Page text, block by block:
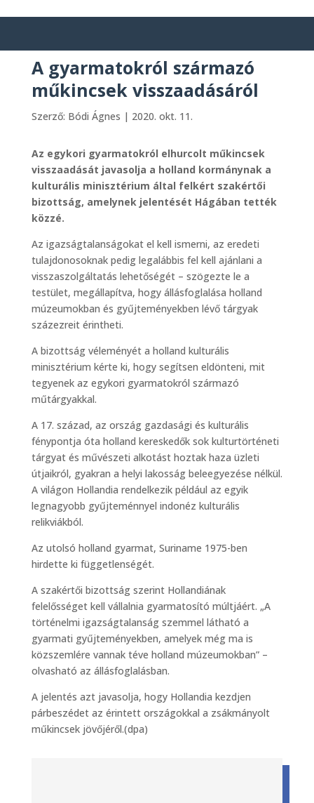
A gyarmatokról származó
műkincsek visszaadásáról
Szerző: Bódi Ágnes | 2020. okt. 11.
Az egykori gyarmatokról elhurcolt műkincsek
visszaadását javasolja a holland kormánynak a
kulturális minisztérium által felkért szakértői
bizottság, amelynek jelentését Hágában tették
közzé.
Az igazságtalanságokat el kell ismerni, az eredeti
tulajdonosoknak pedig legalábbis fel kell ajánlani a
visszaszolgáltatás lehetőségét – szögezte le a
testület, megállapítva, hogy állásfoglalása holland
múzeumokban és gyűjteményekben lévő tárgyak
százezreit érintheti.
A bizottság véleményét a holland kulturális
minisztérium kérte ki, hogy segítsen eldönteni, mit
tegyenek az egykori gyarmatokról származó
műtárgyakkal.
A 17. század, az ország gazdasági és kulturális
fénypontja óta holland kereskedők sok kulturtörténeti
tárgyat és művészeti alkotást hoztak haza üzleti
útjaikról, gyakran a helyi lakosság beleegyezése nélkül.
A világon Hollandia rendelkezik például az egyik
legnagyobb gyűjteménnyel indonéz kulturális
relikviákból.
Az utolsó holland gyarmat, Suriname 1975-ben
hirdette ki függetlenségét.
A szakértői bizottság szerint Hollandiának
felelősséget kell vállalnia gyarmatosító múltjáért. „A
történelmi igazságtalanság szemmel látható a
gyarmati gyűjteményekben, amelyek még ma is
közszemlére vannak téve holland múzeumokban” –
olvasható az állásfoglalásban.
A jelentés azt javasolja, hogy Hollandia kezdjen
párbeszédet az érintett országokkal a zsákmányolt
műkincsek jövőjéről.(dpa)